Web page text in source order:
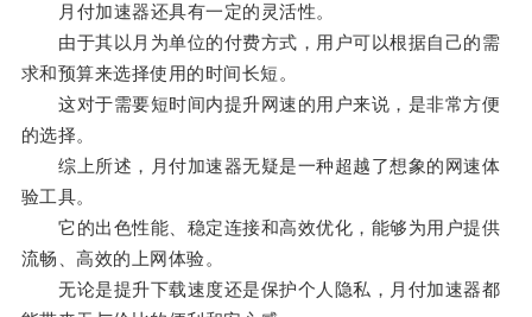
月付加速器还具有一定的灵活性。
由于其以月为单位的付费方式，用户可以根据自己的需
求和预算来选择使用的时间长短。
这对于需要短时间内提升网速的用户来说，是非常方便
的选择。
综上所述，月付加速器无疑是一种超越了想象的网速体
验工具。
它的出色性能、稳定连接和高效优化，能够为用户提供
流畅、高效的上网体验。
无论是提升下载速度还是保护个人隐私，月付加速器都